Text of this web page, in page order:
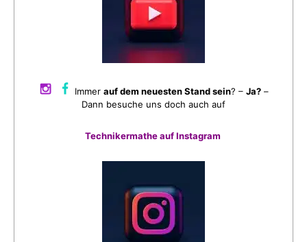
Immerauf dem neuesten Stand sein? –Ja? –
Dann besuche uns doch auch auf
Technikermathe auf Instagram